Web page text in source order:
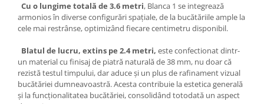
Cu o lungime totală de 3.6 metri, Blanca 1 se integrează
armonios în diverse configurări spațiale, de la bucătăriile ample la
cele mai restrânse, optimizând fiecare centimetru disponibil.
Blatul de lucru, extins pe 2.4 metri, este confectionat dintr-
un material cu finisaj de piatră naturală de 38 mm, nu doar că
rezistă testul timpului, dar aduce și un plus de rafinament vizual
bucătăriei dumneavoastră. Acesta contribuie la estetica generală
și la funcționalitatea bucătăriei, consolidând totodată un aspect